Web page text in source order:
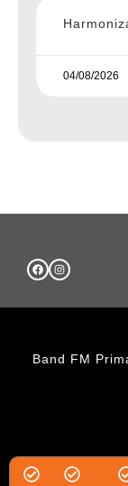
04/08/2026
Band FM